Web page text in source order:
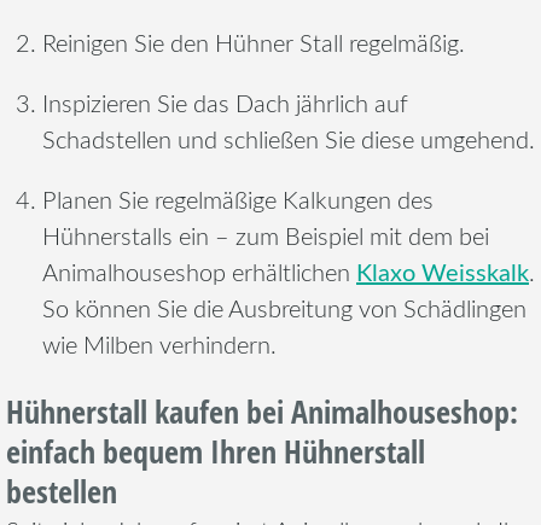
Reinigen Sie den Hühner Stall regelmäßig.
Inspizieren Sie das Dach jährlich auf
Schadstellen und schließen Sie diese umgehend.
Planen Sie regelmäßige Kalkungen des
Hühnerstalls ein – zum Beispiel mit dem bei
Animalhouseshop erhältlichen Klaxo Weisskalk.
So können Sie die Ausbreitung von Schädlingen
wie Milben verhindern.
Hühnerstall kaufen bei Animalhouseshop:
einfach bequem Ihren Hühnerstall
bestellen